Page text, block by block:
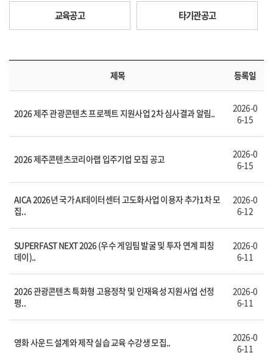
교육공고 타기관공고
제목 등록일
2026 제주 관광콘텐츠 프로젝트 지원사업 2차 심사결과 알림..
2026-0
6-15
2026 제주콘텐츠코리아랩 입주기업 모집 공고
2026-0
6-15
AICA 2026년 국가 AI데이터센터 고도화사업 이용자 추가1차 모
집..
2026-0
6-12
SUPERFAST NEXT 2026 (우수 게임팀 발굴 및 투자 연계 피칭
데이)..
2026-0
6-11
2026 관광콘텐츠 특화형 고용정착 및 인재육성 지원사업 선정
평..
2026-0
6-11
영화 사운드 설계와 제작 실습 교육 수강생 모집..
2026-0
6-11